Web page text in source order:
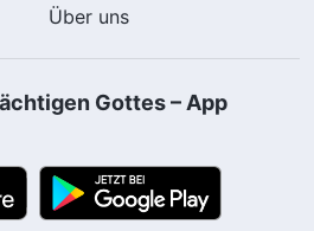
Über uns
Gottes – App